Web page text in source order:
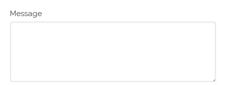
Message